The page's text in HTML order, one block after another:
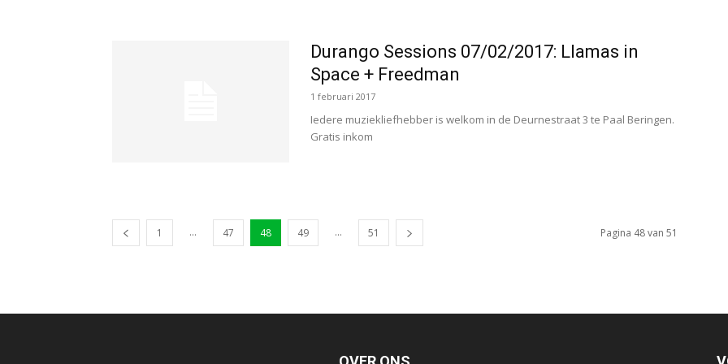
Durango Sessions 07/02/2017: Llamas in
Space + Freedman
1 februari 2017
Iedere muziekliefhebber is welkom in de Deurnestraat 3 te Paal Beringen.
Gratis inkom
1 ... 47 48 49 ... 51 Pagina 48 van 51